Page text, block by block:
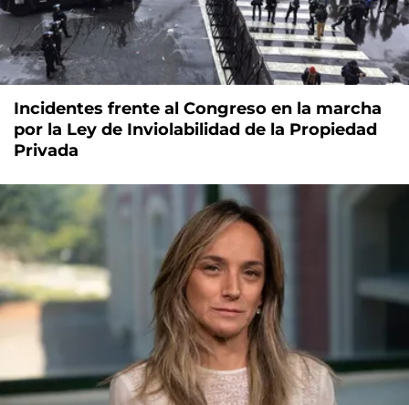
Incidentes frente al Congreso en la marcha
por la Ley de Inviolabilidad de la Propiedad
Privada